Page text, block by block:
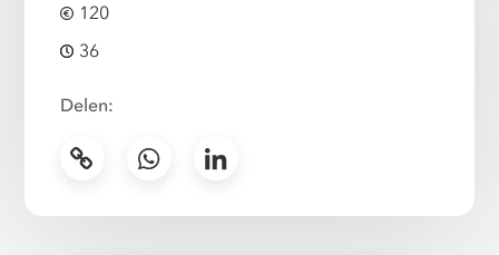
120
36
Delen: